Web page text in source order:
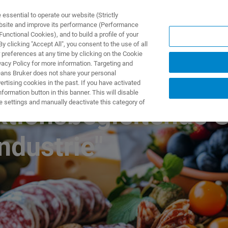
产品与解决方案
to operate our website (Strictly
and improve its performance (Performance
Cookies), and to build a profile of your
clicking "Accept All", you consent to the use of all
at any time by clicking on the Cookie
Policy for more information. Targeting and
Bruker does not share your personal
cookies in the past. If you have activated
button in this banner. This will disable
settings and manually deactivate this category of